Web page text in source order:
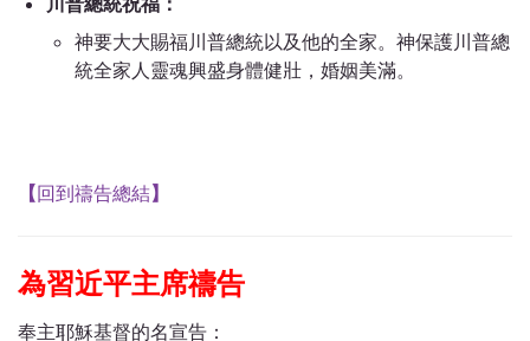
神要大大賜福川普總統以及他的全家。神保護川普總
統全家人靈魂興盛身體健壯，婚姻美滿。
【回到禱告總結】
為習近平主席禱告
奉主耶穌基督的名宣告：